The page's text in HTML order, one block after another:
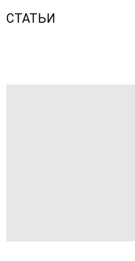
СТАТЬИ